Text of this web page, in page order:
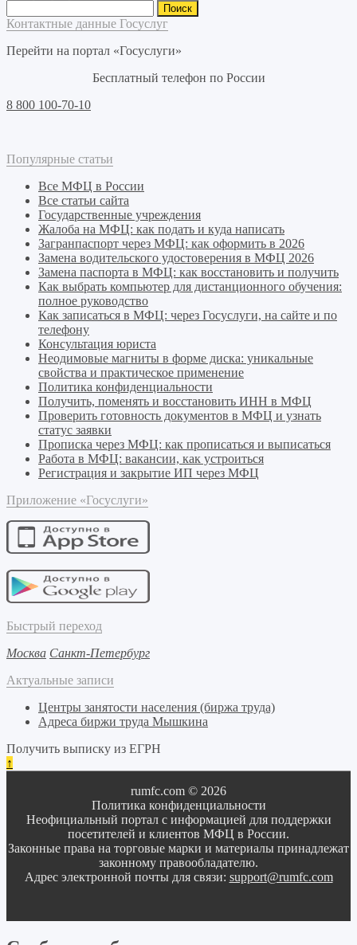
Контактные данные Госуслуг
Перейти на портал «Госуслуги»
Бесплатный телефон по России
8 800 100-70-10
Популярные статьи
Все МФЦ в России
Все статьи сайта
Государственные учреждения
Жалоба на МФЦ: как подать и куда написать
Загранпаспорт через МФЦ: как оформить в 2026
Замена водительского удостоверения в МФЦ 2026
Замена паспорта в МФЦ: как восстановить и получить
Как выбрать компьютер для дистанционного обучения:
полное руководство
Как записаться в МФЦ: через Госуслуги, на сайте и по
телефону
Консультация юриста
Неодимовые магниты в форме диска: уникальные
свойства и практическое применение
Политика конфиденциальности
Получить, поменять и восстановить ИНН в МФЦ
Проверить готовность документов в МФЦ и узнать
статус заявки
Прописка через МФЦ: как прописаться и выписаться
Работа в МФЦ: вакансии, как устроиться
Регистрация и закрытие ИП через МФЦ
Приложение «Госуслуги»
Быстрый переход
Москва Санкт-Петербург
Актуальные записи
Центры занятости населения (биржа труда)
Адреса биржи труда Мышкина
Получить выписку из ЕГРН
↑
rumfc.com © 2026
Политика конфиденциальности
Неофициальный портал с информацией для поддержки
посетителей и клиентов МФЦ в России.
Законные права на торговые марки и материалы принадлежат
законному правообладателю.
Адрес электронной почты для связи: support@rumfc.com